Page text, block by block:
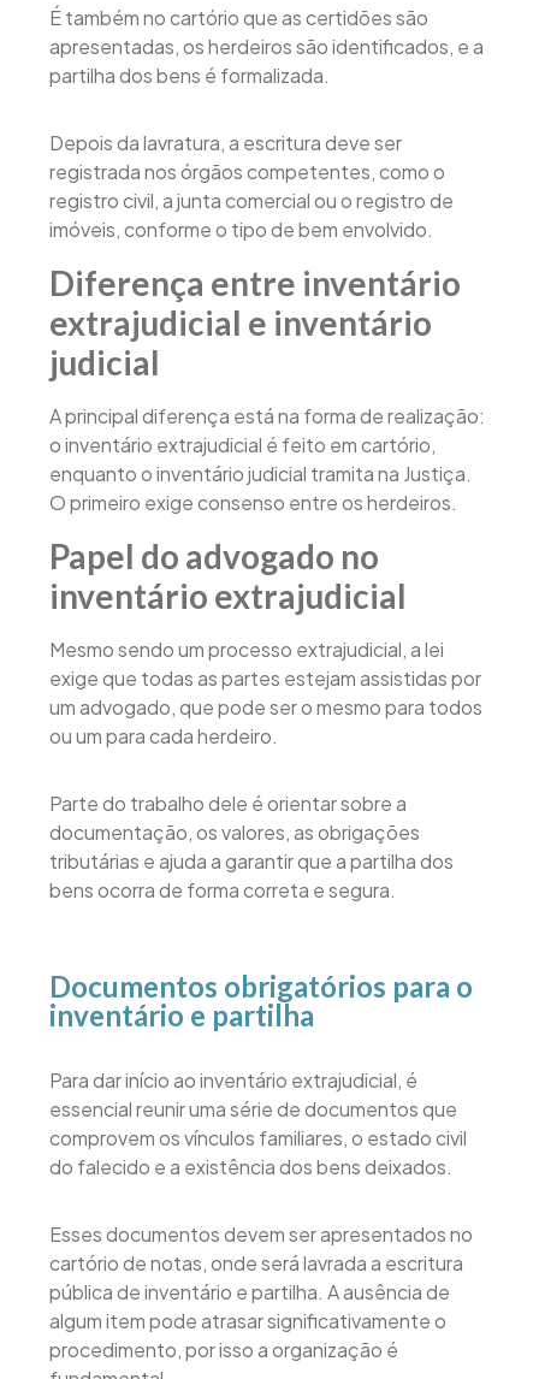
É também no cartório que as certidões são
apresentadas, os herdeiros são identificados, e a
partilha dos bens é formalizada.
Depois da lavratura, a escritura deve ser
registrada nos órgãos competentes, como o
registro civil, a junta comercial ou o registro de
imóveis, conforme o tipo de bem envolvido.
Diferença entre inventário
extrajudicial e inventário
judicial
A principal diferença está na forma de realização:
o inventário extrajudicial é feito em cartório,
enquanto o inventário judicial tramita na Justiça.
O primeiro exige consenso entre os herdeiros.
Papel do advogado no
inventário extrajudicial
Mesmo sendo um processo extrajudicial, a lei
exige que todas as partes estejam assistidas por
um advogado, que pode ser o mesmo para todos
ou um para cada herdeiro.
Parte do trabalho dele é orientar sobre a
documentação, os valores, as obrigações
tributárias e ajuda a garantir que a partilha dos
bens ocorra de forma correta e segura.
Documentos obrigatórios para o
inventário e partilha
Para dar início ao inventário extrajudicial, é
essencial reunir uma série de documentos que
comprovem os vínculos familiares, o estado civil
do falecido e a existência dos bens deixados.
Esses documentos devem ser apresentados no
cartório de notas, onde será lavrada a escritura
pública de inventário e partilha. A ausência de
algum item pode atrasar significativamente o
procedimento, por isso a organização é